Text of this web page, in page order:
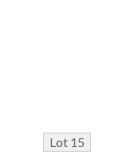
Lot 15